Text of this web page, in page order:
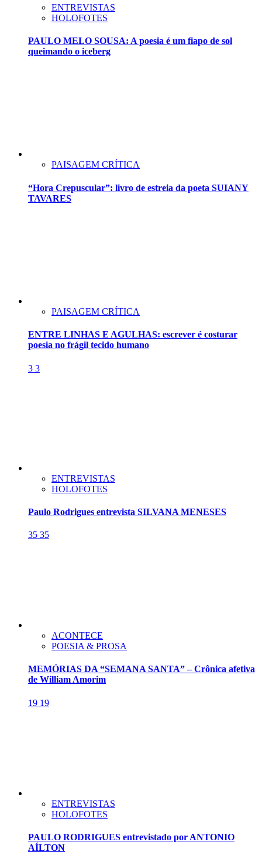
ENTREVISTAS
HOLOFOTES
PAULO MELO SOUSA: A poesia é um fiapo de sol
queimando o iceberg
PAISAGEM CRÍTICA
“Hora Crepuscular”: livro de estreia da poeta SUIANY
TAVARES
PAISAGEM CRÍTICA
ENTRE LINHAS E AGULHAS: escrever é costurar
poesia no frágil tecido humano
3 3
ENTREVISTAS
HOLOFOTES
Paulo Rodrigues entrevista SILVANA MENESES
35 35
ACONTECE
POESIA & PROSA
MEMÓRIAS DA “SEMANA SANTA” – Crônica afetiva
de William Amorim
19 19
ENTREVISTAS
HOLOFOTES
PAULO RODRIGUES entrevistado por ANTONIO
AÍLTON